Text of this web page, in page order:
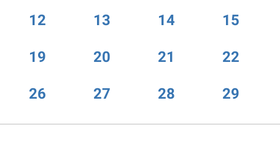
12 13 14 15
19 20 21 22
26 27 28 29